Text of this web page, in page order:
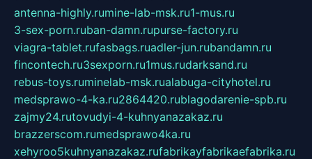
antenna-highly.rumine-lab-msk.ru1-mus.ru
3-sex-porn.ruban-damn.rupurse-factory.ru
viagra-tablet.rufasbags.ruadler-jun.rubandamn.ru
fincontech.ru3sexporn.ru1mus.rudarksand.ru
rebus-toys.ruminelab-msk.rualabuga-cityhotel.ru
medsprawo-4-ka.ru2864420.rublagodarenie-spb.ru
zajmy24.rutovudyi-4-kuhnyanazakaz.ru
brazzerscom.rumedsprawo4ka.ru
xehyroo5kuhnyanazakaz.rufabrikayfabrikaefabrika.ru